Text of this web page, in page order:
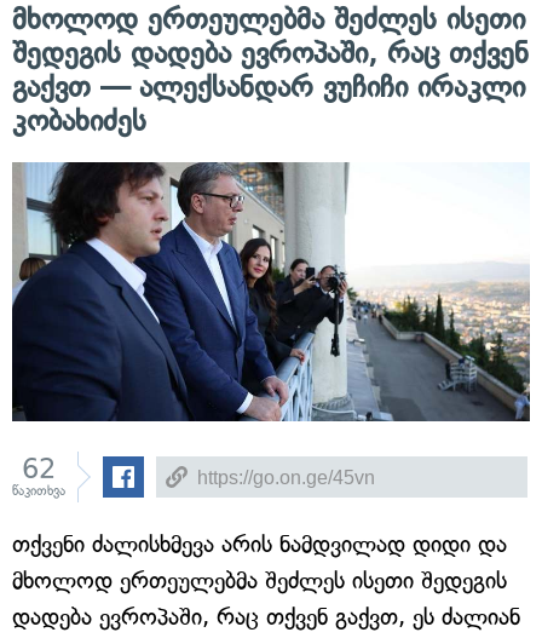
მხოლოდ ერთეულებმა შეძლეს ისეთი
შედეგის დადება ევროპაში, რაც თქვენ
გაქვთ — ალექსანდარ ვუჩიჩი ირაკლი
კობახიძეს
62
წაკითხვა
თქვენი ძალისხმევა არის ნამდვილად დიდი და
მხოლოდ ერთეულებმა შეძლეს ისეთი შედეგის
დადება ევროპაში, რაც თქვენ გაქვთ, ეს ძალიან